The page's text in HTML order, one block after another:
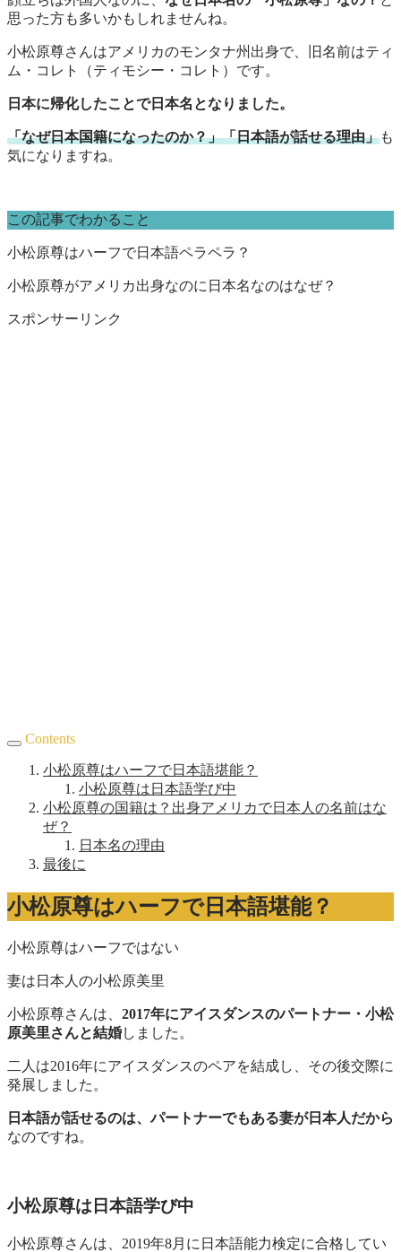
思った方も多いかもしれませんね。
小松原尊さんはアメリカのモンタナ州出身で、旧名前はティ
ム・コレト（ティモシー・コレト）です。
日本に帰化したことで日本名となりました。
「なぜ日本国籍になったのか？」「日本語が話せる理由」も
気になりますね。
この記事でわかること
小松原尊はハーフで日本語ペラペラ？
小松原尊がアメリカ出身なのに日本名なのはなぜ？
スポンサーリンク
Contents
小松原尊はハーフで日本語堪能？
小松原尊は日本語学び中
小松原尊の国籍は？出身アメリカで日本人の名前はな
ぜ？
日本名の理由
最後に
小松原尊はハーフで日本語堪能？
小松原尊はハーフではない
妻は日本人の小松原美里
小松原尊さんは、 2017年にアイスダンスのパートナー・小松
原美里さんと結婚しました。
二人は2016年にアイスダンスのペアを結成し、その後交際に
発展しました。
日本語が話せるのは、パートナーでもある妻が日本人だから
なのですね。
小松原尊は日本語学び中
小松原尊さんは、2019年8月に日本語能力検定に合格してい